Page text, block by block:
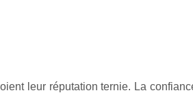
leur réputation ternie. La